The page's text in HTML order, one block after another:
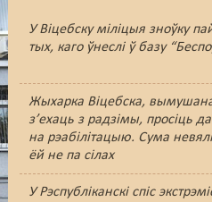
У Віцебску міліцыя зноўку
тых, каго ўнеслі ў базу
Жыхарка Віцебска,
з’ехаць з радзімы, просіць
на рэабілітацыю. Сума
ёй не па сілах
У Рэспубліканскі спіс